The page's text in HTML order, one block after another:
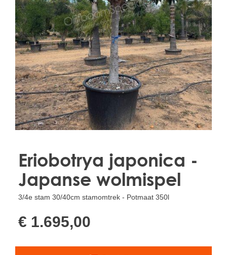
Treesafe
VORSTBESCHERMINGVOORBOMEN.NL
WINTERSCHUTZFUERBAEUME.DE
FROSTPROTECTIONFORTREES.CO.UK
Terracotta
TERRACOTTA.NL
TERRACOTTA.BE
TERRAKOTTA.DE
Eriobotrya japonica -
Japanse wolmispel
3/4e stam 30/40cm stamomtrek - Potmaat 350l
€ 1.695,00